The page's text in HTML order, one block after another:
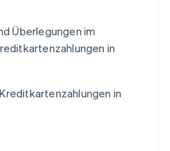
Überlegungen im
in
in